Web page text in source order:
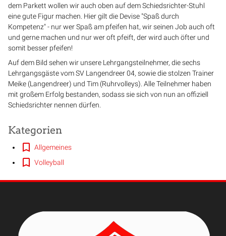
dem Parkett wollen wir auch oben auf dem Schiedsrichter-Stuhl
eine gute Figur machen. Hier gilt die Devise "Spaß durch
Kompetenz" - nur wer Spaß am pfeifen hat, wir seinen Job auch oft
und gerne machen und nur wer oft pfeift, der wird auch öfter und
somit besser pfeifen!
Auf dem Bild sehen wir unsere Lehrgangsteilnehmer, die sechs
Lehrgangsgäste vom SV Langendreer 04, sowie die stolzen Trainer
Meike (Langendreer) und Tim (Ruhrvolleys). Alle Teilnehmer haben
mit großem Erfolg bestanden, sodass sie sich von nun an offiziell
Schiedsrichter nennen dürfen.
Kategorien
Allgemeines
Volleyball